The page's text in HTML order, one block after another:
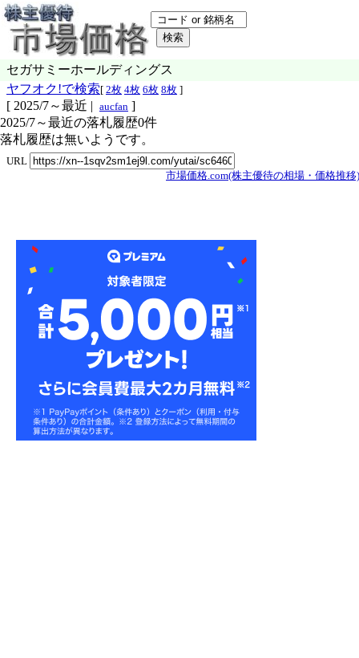
セガサミーホールディングス
ヤフオク!で検索 [ 2枚 4枚 6枚 8枚 ]
[ 2025/7～最近 | aucfan ]
2025/7～最近の落札履歴0件
落札履歴は無いようです。
URL
市場価格.com(株主優待の相場・価格推移)